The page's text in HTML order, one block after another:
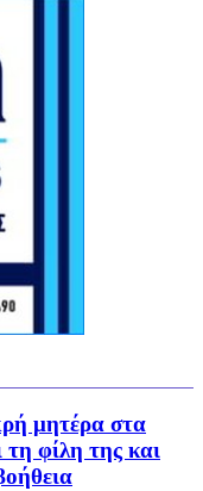
μητέρα στα
φίλη της και